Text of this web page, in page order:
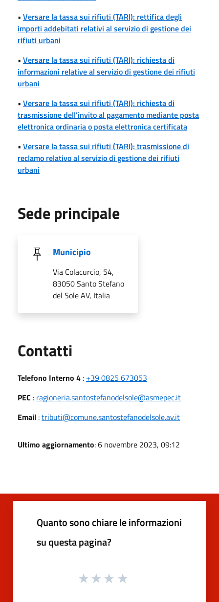
• Versare la tassa sui rifiuti (TARI): rettifica degli
importi addebitati relativi al servizio di gestione dei
rifiuti urbani
• Versare la tassa sui rifiuti (TARI): richiesta di
informazioni relative al servizio di gestione dei rifiuti
urbani
• Versare la tassa sui rifiuti (TARI): richiesta di
trasmissione dell’invito al pagamento mediante posta
elettronica ordinaria o posta elettronica certificata
• Versare la tassa sui rifiuti (TARI): trasmissione di
reclamo relativo al servizio di gestione dei rifiuti
urbani
Sede principale
Municipio
Via Colacurcio, 54,
83050 Santo Stefano
del Sole AV, Italia
Contatti
Telefono Interno 4 : +39 0825 673053
PEC : ragioneria.santostefanodelsole@asmepec.it
Email :tributi@comune.santostefanodelsole.av.it
Ultimo aggiornamento: 6 novembre 2023, 09:12
Quanto sono chiare le informazioni
su questa pagina?